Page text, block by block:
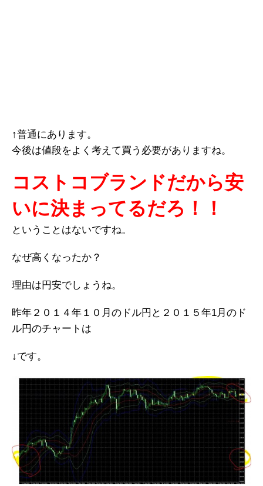
↑普通にあります。
今後は値段をよく考えて買う必要がありますね。
コストコブランドだから安
いに決まってるだろ！！
ということはないですね。
なぜ高くなったか？
理由は円安でしょうね。
昨年２０１４年１０月のドル円と２０１５年1月のド
ル円のチャートは
↓です。